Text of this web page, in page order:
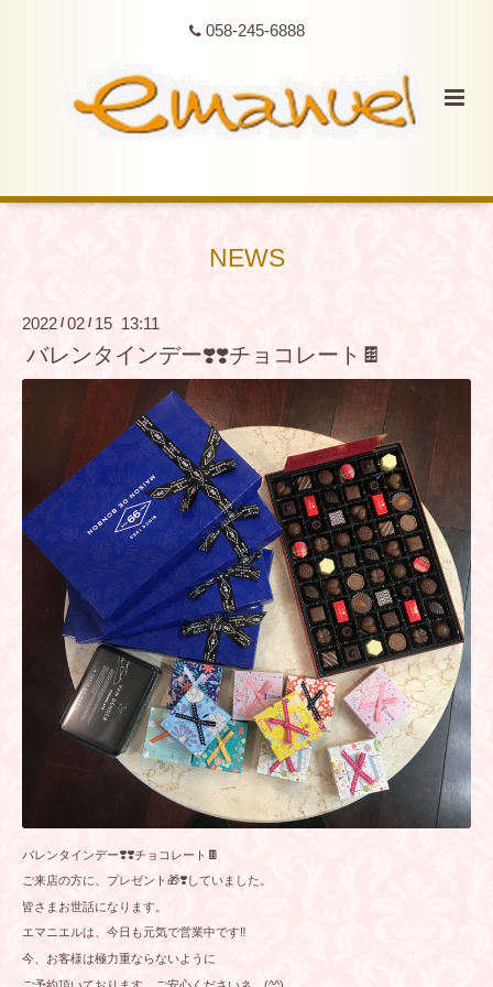
058-245-6888
NEWS
2022 /02 / 15 13:11
バレンタインデー❣️❣️チョコレート🍫
バレンタインデー❣️❣️チョコレート🍫
ご来店の方に、プレゼント🎁❣️していました。
皆さまお世話になります。
エマニエルは、今日も元気で営業中です‼️
今、お客様は極力重ならないように